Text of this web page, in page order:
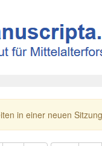
in einer neuen